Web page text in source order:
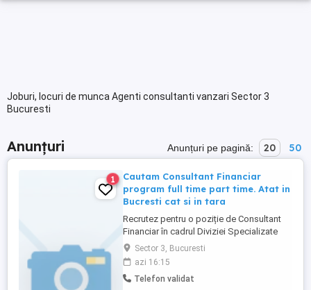
Joburi, locuri de munca Agenti consultanti vanzari Sector 3
Bucuresti
Anunțuri Anunțuri pe pagină: 20 50
1
Cautam Consultant Financiar
program full time part time. Atat in
Bucresti cat si in tara
Recrutez pentru o poziție de Consultant
Financiar în cadrul Diviziei Specializate
Viață și Sănătate ASIROM Vienna
Insurance Group. Cu precădere București,
dar oportunitatea este valabilă la nivel
național. Nu caut CV-ul perfect. Caut omul
Sector 3, Bucuresti
azi 16:15
Telefon validat